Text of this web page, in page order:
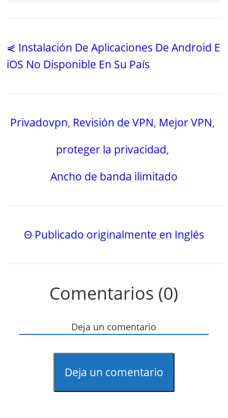
⋞ Instalación De Aplicaciones De Android E
iOS No Disponible En Su País
Privadovpn, Revisión de VPN, Mejor VPN,
proteger la privacidad,
Ancho de banda ilimitado
Θ Publicado originalmente en Inglés
Comentarios (0)
Deja un comentario
Deja un comentario